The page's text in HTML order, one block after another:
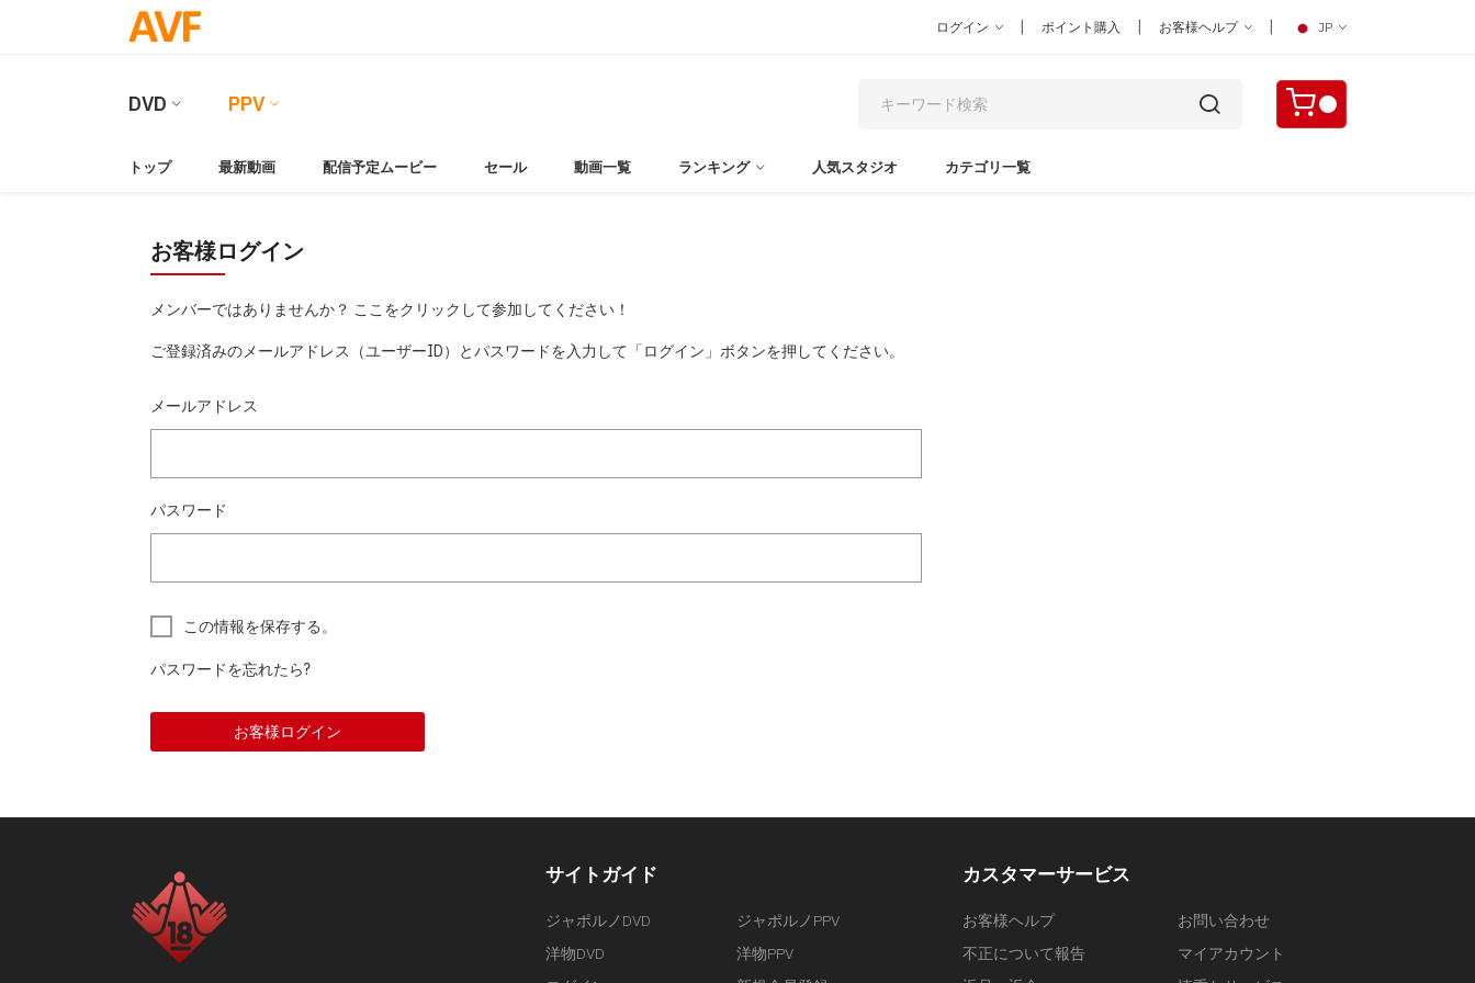
ログイン | ポイント購入 | お客様ヘルプ | JP
DVD PPV
トップ 最新動画 配信予定ムービー セール 動画一覧 ランキング 人気スタジオ カテゴリ一覧
お客様ログイン
メンバーではありませんか？ ここをクリックして参加してください！
ご登録済みのメールアドレス（ユーザーID）とパスワードを入力して「ログイン」ボタンを押してください。
メールアドレス
パスワード
この情報を保存する。
パスワードを忘れたら?
お客様ログイン
サイトガイド
ジャポルノDVD
ジャポルノPPV
洋物DVD
洋物PPV
カスタマーサービス
お客様ヘルプ
お問い合わせ
不正について報告
マイアカウント